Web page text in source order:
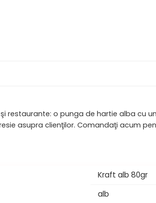
o punga de hartie alba cu
asupra clienţilor. Comandaţi acum
Kraft alb 80gr
alb